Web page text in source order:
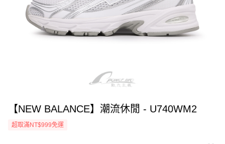
【NEW BALANCE】潮流休閒 - U740WM2
超取滿NT$999免運